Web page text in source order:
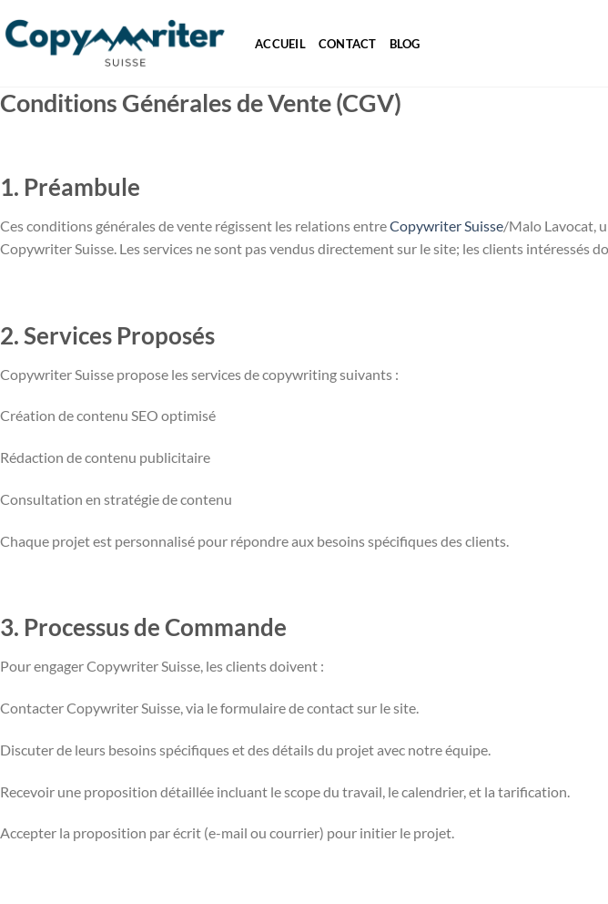
au
contenu
ACCUEIL CONTACT BLOG
Conditions Générales de Vente (CGV)
1. Préambule
Ces conditions générales de vente régissent les relations entreCopywriter Suisse/Malo Lavocat,
Copywriter Suisse. Les services ne sont pas vendus directement sur le site; les clients intéressés
2. Services Proposés
Copywriter Suisse propose les services de copywriting suivants :
Création de contenu SEO optimisé
Rédaction de contenu publicitaire
Consultation en stratégie de contenu
Chaque projet est personnalisé pour répondre aux besoins spécifiques des clients.
3. Processus de Commande
Pour engager Copywriter Suisse, les clients doivent :
Contacter Copywriter Suisse, via le formulaire de contact sur le site.
Discuter de leurs besoins spécifiques et des détails du projet avec notre équipe.
Recevoir une proposition détaillée incluant le scope du travail, le calendrier, et la tarification.
Accepter la proposition par écrit (e-mail ou courrier) pour initier le projet.